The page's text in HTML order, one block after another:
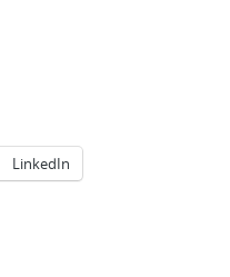
LinkedIn